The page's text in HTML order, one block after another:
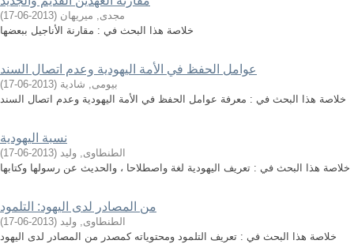
مجدى, ميريهان (
2013-06-17
)
خلاصة هذا البحث في : مقارنة الأناجيل ببعضها
عوامل الحفظ في الأمة اليهودية وعدم اتصال السند
بيومى, شادية (
2013-06-17
)
خلاصة هذا البحث في : معرفة عوامل الحفظ في الأمة اليهودية وعدم اتصال السند
نسبة اليهودية
الطنطاوى, وليد (
2013-06-17
)
خلاصة هذا البحث في : تعريف اليهودية لغة واصطلاحا ، والحديث عن رسولها وكتابها
من المصادر لدى اليهود: التلمود
الطنطاوى, وليد (
2013-06-17
)
خلاصة هذا البحث في : تعريف التلمود ومحتوياته كمصدر من المصادر لدى اليهود